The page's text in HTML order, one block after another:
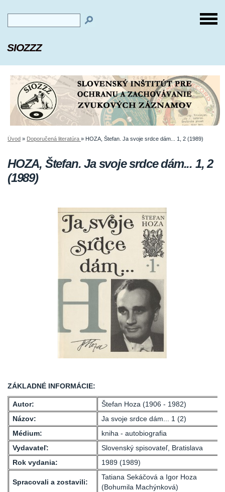
SIOZZZ
Úvod » Doporučená literatúra » HOZA, Štefan. Ja svoje srdce dám... 1, 2 (1989)
HOZA, Štefan. Ja svoje srdce dám... 1, 2
(1989)
ZÁKLADNÉ INFORMÁCIE:
Autor:
Štefan Hoza (1906 - 1982)
Názov:
Ja svoje srdce dám... 1 (2)
Médium:
kniha - autobiografia
Vydavateľ:
Slovenský spisovateľ, Bratislava
Rok vydania:
1989 (1989)
Spracovali a zostavili:
Tatiana Sekáčová a Igor Hoza
(Bohumila Machýnková)